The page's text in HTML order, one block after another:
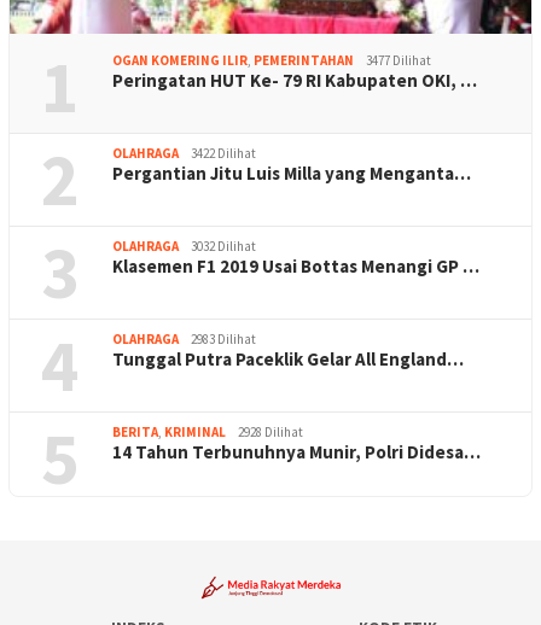
1 OGAN KOMERING ILIR, PEMERINTAHAN 3477 Dilihat
Peringatan HUT Ke- 79 RI Kabupaten OKI, …
2 OLAHRAGA 3422 Dilihat
Pergantian Jitu Luis Milla yang Menganta…
3 OLAHRAGA 3032 Dilihat
Klasemen F1 2019 Usai Bottas Menangi GP …
4 OLAHRAGA 2983 Dilihat
Tunggal Putra Paceklik Gelar All England…
5 BERITA, KRIMINAL 2928 Dilihat
14 Tahun Terbunuhnya Munir, Polri Didesa…